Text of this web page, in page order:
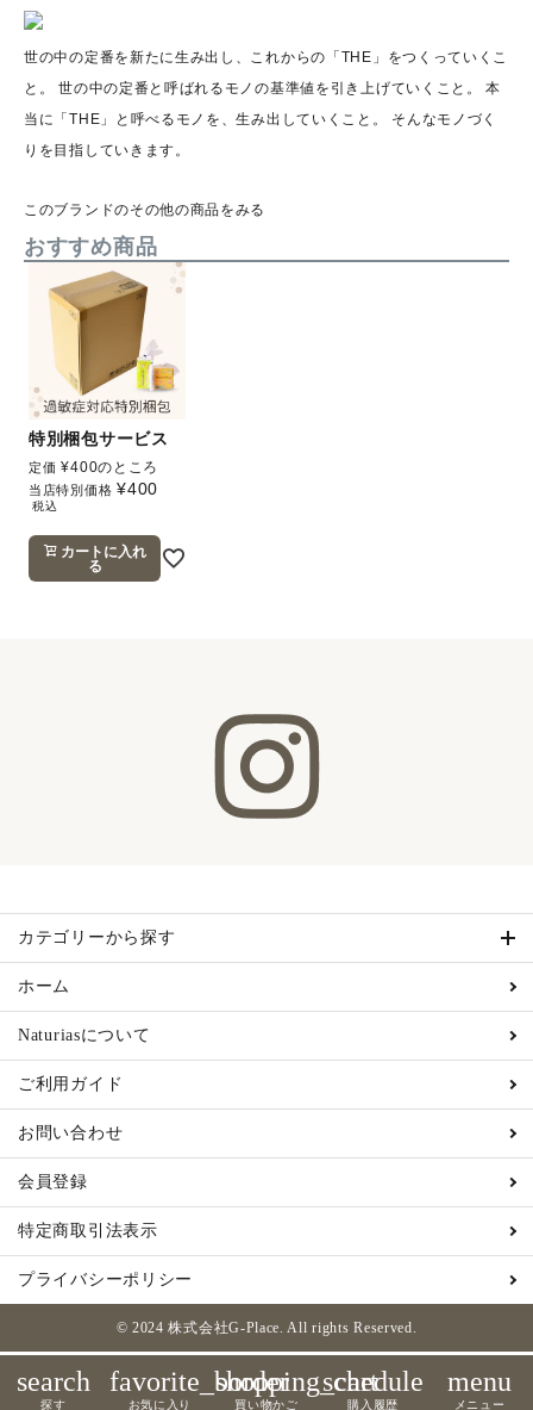
search
探す
favorite_border
お気に入り
shopping_cart
買い物かご
schedule
購入履歴
menu
メニュー
世の中の定番を新たに生み出し、これからの「THE」をつくっていくこ
と。 世の中の定番と呼ばれるモノの基準値を引き上げていくこと。 本
当に「THE」と呼べるモノを、生み出していくこと。 そんなモノづく
りを目指していきます。
このブランドのその他の商品をみる
おすすめ商品
特別梱包サービス
定価 ¥400のところ
当店特別価格 ¥400
税込
カートに入れ
る
カテゴリーから探す
ホーム
Naturiasについて
ご利用ガイド
お問い合わせ
会員登録
特定商取引法表示
プライバシーポリシー
© 2024 株式会社G-Place. All rights Reserved.